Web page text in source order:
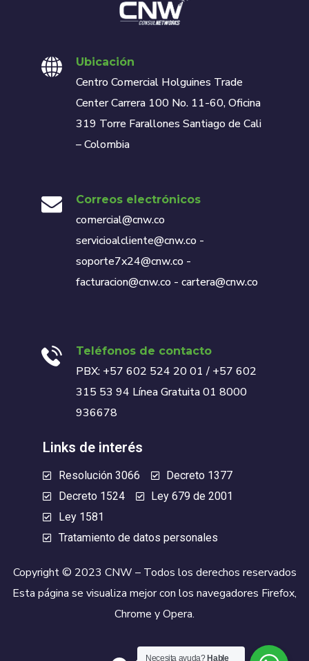
Ubicación
Centro Comercial Holguines Trade
Center Carrera 100 No. 11-60, Oficina
319 Torre Farallones Santiago de Cali
– Colombia
Correos electrónicos
comercial@cnw.co
servicioalcliente@cnw.co -
soporte7x24@cnw.co -
facturacion@cnw.co - cartera@cnw.co
Teléfonos de contacto
PBX: +57 602 524 20 01 / +57 602
315 53 94 Línea Gratuita 01 8000
936678
Links de interés
Resolución 3066
Decreto 1377
Decreto 1524
Ley 679 de 2001
Ley 1581
Tratamiento de datos personales
Copyright © 2023 CNW – Todos los derechos reservados
Esta página se visualiza mejor con los navegadores Firefox,
Chrome y Opera.
Necesita ayuda? Hable